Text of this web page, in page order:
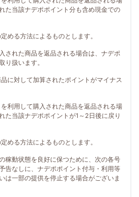
た当該ナデポポイント分も含め現金での
める方法によるものとします。
された商品を返品される場合は、ナデポ
り扱います。
品に対して加算されたポイントがマイナス
を利用して購入された商品を返品される場
た当該ナデポポイントが1～2日後に戻り
める方法によるものとします。
稼動状態を良好に保つために、次の各号
告なしに、ナデポポイント付与・利用等
は一部の提供を停止する場合がございま